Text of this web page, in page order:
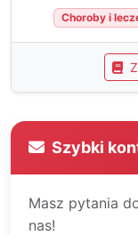
Choroby i
Szybki
Masz pytania
nas!